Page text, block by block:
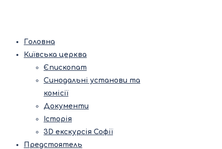
Головна
Київська церква
Єпископат
Синодальні установи та
комісії
Документи
Історія
3D екскурсія Софії
Предстоятель